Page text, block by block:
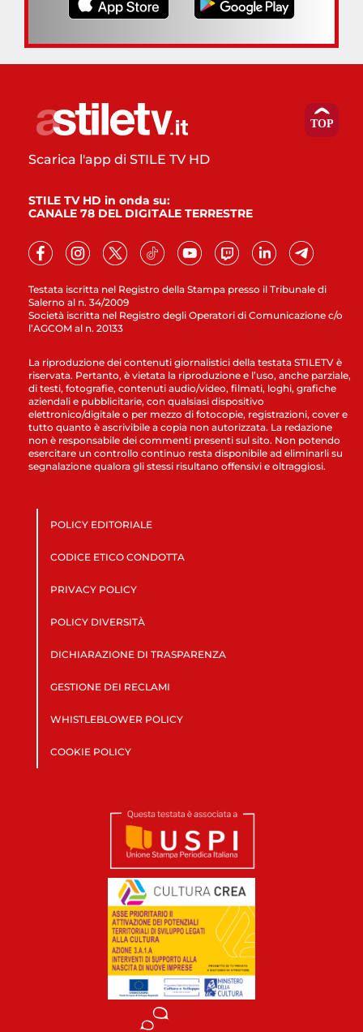
Testata iscritta nel Registro della Stampa presso il Tribunale di
Salerno al n. 34/2009
Società iscritta nel Registro degli Operatori di Comunicazione c/o
l’AGCOM al n. 20133
Scarica l'app di STILE TV HD
STILE TV HD in onda su:
CANALE 78 DEL DIGITALE TERRESTRE
La riproduzione dei contenuti giornalistici della testata STILETV è
riservata. Pertanto, è vietata la riproduzione e l’uso, anche parziale,
di testi, fotografie, contenuti audio/video, filmati, loghi, grafiche
aziendali e pubblicitarie, con qualsiasi dispositivo
elettronico/digitale o per mezzo di fotocopie, registrazioni, cover e
tutto quanto è ascrivibile a copia non autorizzata. La redazione
non è responsabile dei commenti presenti sul sito. Non potendo
esercitare un controllo continuo resta disponibile ad eliminarli su
segnalazione qualora gli stessi risultano offensivi e oltraggiosi.
POLICY EDITORIALE
CODICE ETICO CONDOTTA
PRIVACY POLICY
POLICY DIVERSITÀ
DICHIARAZIONE DI TRASPARENZA
GESTIONE DEI RECLAMI
WHISTLEBLOWER POLICY
COOKIE POLICY